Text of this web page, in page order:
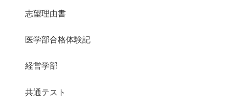
志望理由書
医学部合格体験記
経営学部
共通テスト